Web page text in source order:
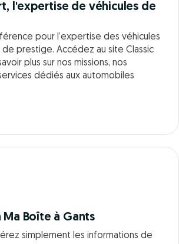
l'expertise de véhicules de
pour l’expertise des véhicules
prestige. Accédez au site Classic
plus sur nos missions, nos
dédiés aux automobiles
Ma Boîte à Gants
simplement les informations de